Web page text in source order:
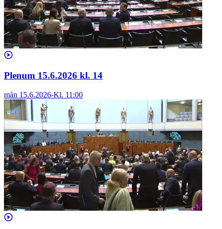
Plenum 15.6.2026 kl. 14
mån 15.6.2026-Kl. 11:00